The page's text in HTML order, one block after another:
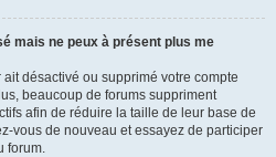
mais ne peux à présent plus me
ait désactivé ou supprimé votre compte
beaucoup de forums suppriment
afin de réduire la taille de leur base de
vous de nouveau et essayez de participer
forum.